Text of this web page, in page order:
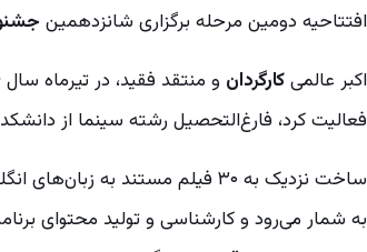
افتتاحیه دومین مرحله برگزاری شانزدهمین
اکبر عالمیکارگردان
فعالیت کرد، فارغ‌التحصیل رشته سینما از
ساخت نزدیک به ۳۰ فیلم مستند به
به شمار می‌رود و کارشناسی و تولید محتوای